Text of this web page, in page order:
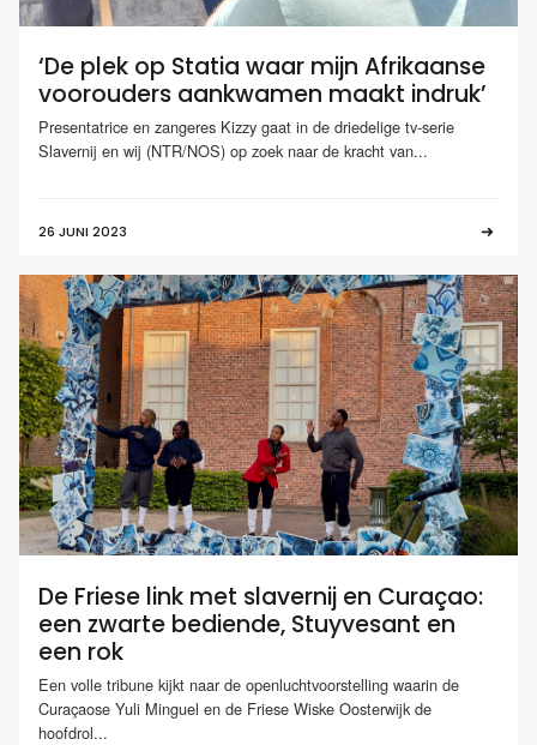
‘De plek op Statia waar mijn Afrikaanse
voorouders aankwamen maakt indruk’
Presentatrice en zangeres Kizzy gaat in de driedelige tv-serie
Slavernij en wij (NTR/NOS) op zoek naar de kracht van...
26 JUNI 2023
De Friese link met slavernij en Curaçao:
een zwarte bediende, Stuyvesant en
een rok
Een volle tribune kijkt naar de openluchtvoorstelling waarin de
Curaçaose Yuli Minguel en de Friese Wiske Oosterwijk de
hoofdrol...